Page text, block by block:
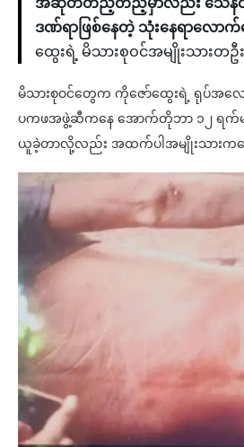
အဆုတ်တည့်တည့်မှာလည်း သေနတ်
ဒဏ်ရာဖြစ်နေတဲ့ သုံးနေရာလေ
ထွေးရဲ့ မိသားစုဝင်အမျိုးသားတဦ
မိသားစုဝင်တွေက ကိုဇော်ထွေးရဲ့ ရုပ်အလေ
ပကဖအဖွဲ့ဆီကနေ အောက်တိုဘာ ၁၂ ရက်မန
ယူခဲ့တာလို့လည်း အထက်ပါအမျိုးသားကပြ